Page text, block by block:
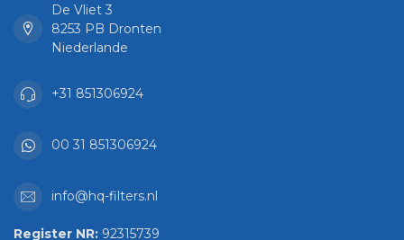
De Vliet 3
8253 PB Dronten
Niederlande
+31 851306924
00 31 851306924
info@hq-filters.nl
Register NR: 92315739